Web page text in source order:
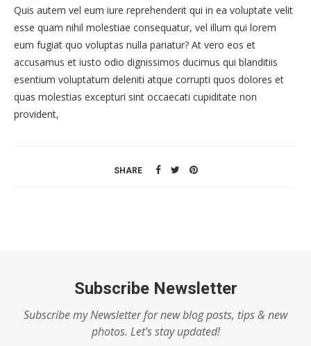
Quis autem vel eum iure reprehenderit qui in ea voluptate velit
esse quam nihil molestiae consequatur, vel illum qui lorem
eum fugiat quo voluptas nulla pariatur? At vero eos et
accusamus et iusto odio dignissimos ducimus qui blanditiis
esentium voluptatum deleniti atque corrupti quos dolores et
quas molestias excepturi sint occaecati cupiditate non
provident,
SHARE
Subscribe Newsletter
Subscribe my Newsletter for new blog posts, tips & new
photos. Let's stay updated!